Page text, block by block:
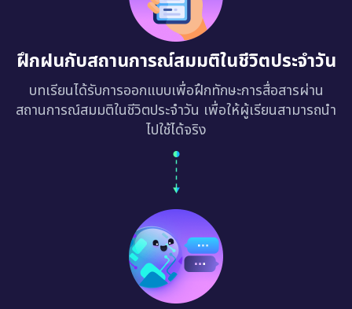
ฝึกฝนกับสถานการณ์สมมติในชีวิตประจำวัน
บทเรียนได้รับการออกแบบเพื่อฝึกทักษะการสื่อสารผ่าน
สถานการณ์สมมติในชีวิตประจำวัน เพื่อให้ผู้เรียนสามารถนำ
ไปใช้ได้จริง